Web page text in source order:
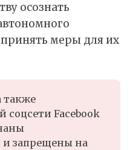
осознать
меры для их
также
Facebook
и запрещены на